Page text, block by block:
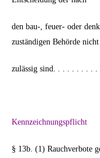
den bau-, feuer- oder
zuständigen Behörde nicht
zulässig sind. . . . . . . . . .
Kennzeichnungspflicht
§ 13b. (1) Rauchverbote